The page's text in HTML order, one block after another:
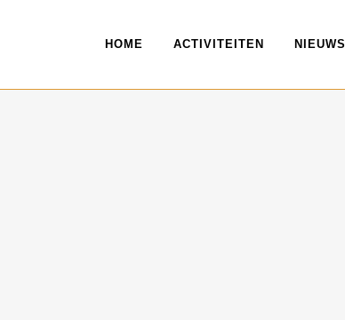
HOME ACTIVITEITEN NIEUWS